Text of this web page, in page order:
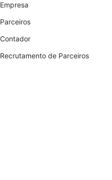
Empresa
Parceiros
Contador
Recrutamento de Parceiros